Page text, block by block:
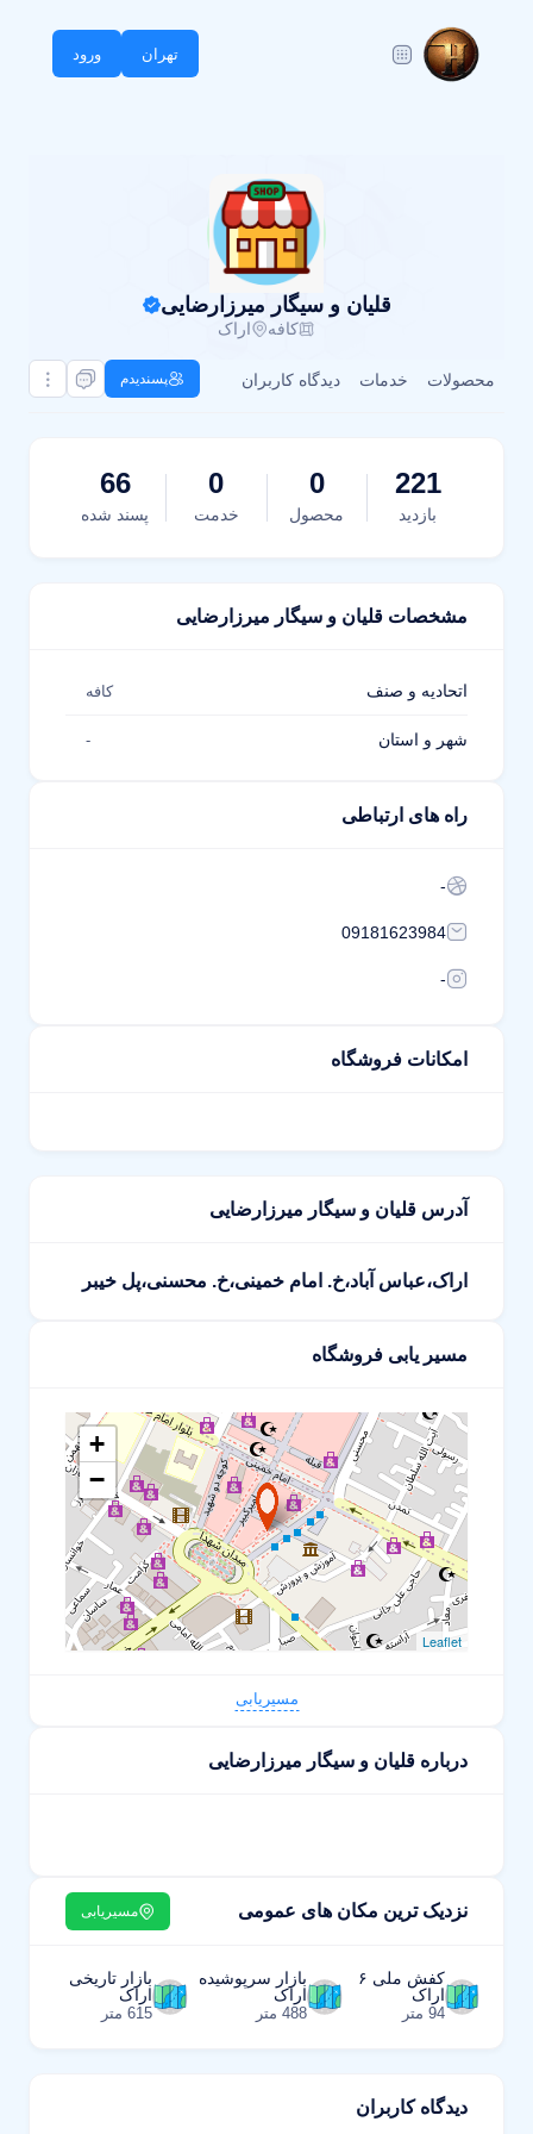
تهران ورود
قلیان و سیگار میرزارضایی
کافه اراک
محصولات خدمات دیدگاه کاربران پسندیدم
221
بازدید
0
محصول
0
خدمت
66
پسند شده
مشخصات قلیان و سیگار میرزارضایی
اتحادیه و صنف کافه
شهر و استان -
راه های ارتباطی
-
09181623984
-
امکانات فروشگاه
آدرس قلیان و سیگار میرزارضایی
اراک،عباس آباد،خ. امام خمینی،خ. محسنی،پل خیبر
مسیر یابی فروشگاه
+
−
Leaflet
مسیریابی
درباره قلیان و سیگار میرزارضایی
نزدیک ترین مکان های عمومی مسیریابی
کفش ملی ۶
اراک
94 متر
بازار سرپوشیده
اراک
488 متر
بازار تاریخی
اراک
615 متر
دیدگاه کاربران